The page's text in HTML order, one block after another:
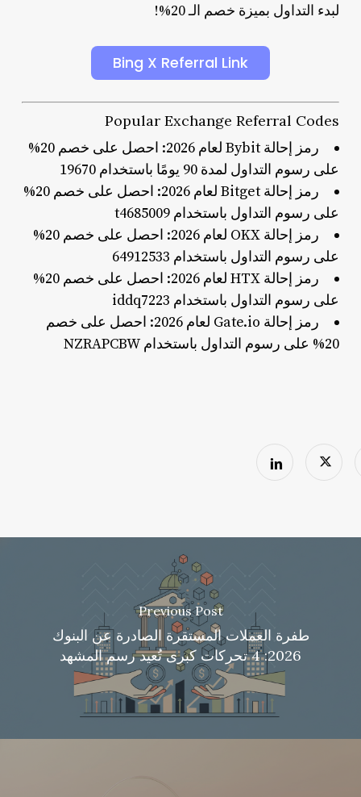
لبدء التداول بميزة خصم الـ 20%!
Bing X Referral Link
Popular Exchange Referral Codes
رمز إحالة Bybit لعام 2026: احصل على خصم 20%
على رسوم التداول لمدة 90 يومًا باستخدام 19670
رمز إحالة Bitget لعام 2026: احصل على خصم 20%
على رسوم التداول باستخدام t4685009
رمز إحالة OKX لعام 2026: احصل على خصم 20%
على رسوم التداول باستخدام 64912533
رمز إحالة HTX لعام 2026: احصل على خصم 20%
على رسوم التداول باستخدام iddq7223
رمز إحالة Gate.io لعام 2026: احصل على خصم
20% على رسوم التداول باستخدام NZRAPCBW
Previous Post
طفرة العملات المستقرة الصادرة عن البنوك
2026: 4 تحركات كبرى تُعيد رسم المشهد